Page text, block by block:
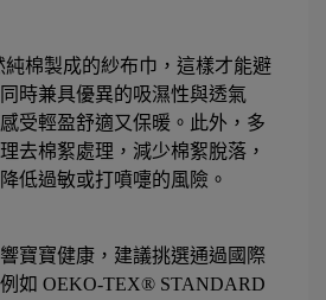
純棉製成的紗布巾，這樣才能避
時兼具優異的吸濕性與透氣
受輕盈舒適又保暖。此外，多
去棉絮處理，減少棉絮脫落，
低過敏或打噴嚏的風險。
寶寶健康，建議挑選通過國際
如 OEKO-TEX® STANDARD